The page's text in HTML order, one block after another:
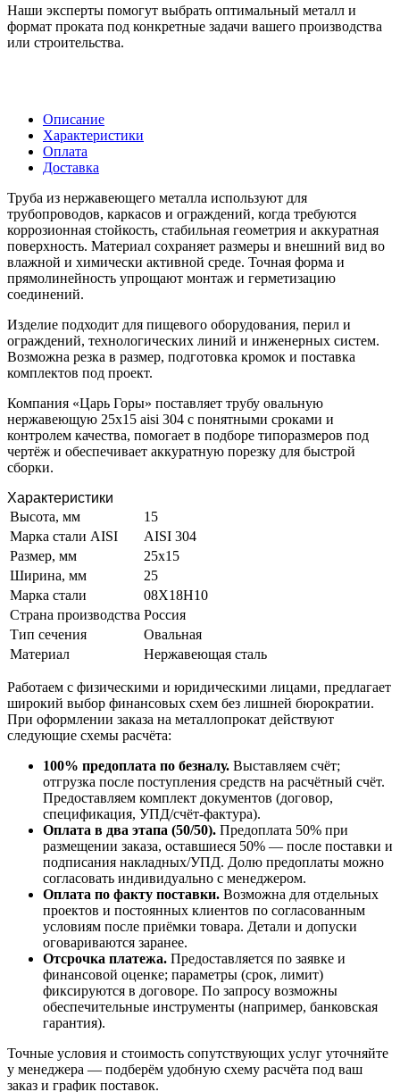
Наши эксперты помогут выбрать оптимальный металл и
формат проката под конкретные задачи вашего производства
или строительства.
Описание
Характеристики
Оплата
Доставка
Труба из нержавеющего металла используют для
трубопроводов, каркасов и ограждений, когда требуются
коррозионная стойкость, стабильная геометрия и аккуратная
поверхность. Материал сохраняет размеры и внешний вид во
влажной и химически активной среде. Точная форма и
прямолинейность упрощают монтаж и герметизацию
соединений.
Изделие подходит для пищевого оборудования, перил и
ограждений, технологических линий и инженерных систем.
Возможна резка в размер, подготовка кромок и поставка
комплектов под проект.
Компания «Царь Горы» поставляет трубу овальную
нержавеющую 25х15 aisi 304 с понятными сроками и
контролем качества, помогает в подборе типоразмеров под
чертёж и обеспечивает аккуратную порезку для быстрой
сборки.
Характеристики
Высота, мм
15
Марка стали AISI
AISI 304
Размер, мм
25x15
Ширина, мм
25
Марка стали
08Х18Н10
Страна производства Россия
Тип сечения
Овальная
Материал
Нержавеющая сталь
Работаем с физическими и юридическими лицами, предлагает
широкий выбор финансовых схем без лишней бюрократии.
При оформлении заказа на металлопрокат действуют
следующие схемы расчёта:
100% предоплата по безналу. Выставляем счёт;
отгрузка после поступления средств на расчётный счёт.
Предоставляем комплект документов (договор,
спецификация, УПД/счёт-фактура).
Оплата в два этапа (50/50). Предоплата 50% при
размещении заказа, оставшиеся 50% — после поставки и
подписания накладных/УПД. Долю предоплаты можно
согласовать индивидуально с менеджером.
Оплата по факту поставки. Возможна для отдельных
проектов и постоянных клиентов по согласованным
условиям после приёмки товара. Детали и допуски
оговариваются заранее.
Отсрочка платежа. Предоставляется по заявке и
финансовой оценке; параметры (срок, лимит)
фиксируются в договоре. По запросу возможны
обеспечительные инструменты (например, банковская
гарантия).
Точные условия и стоимость сопутствующих услуг уточняйте
у менеджера — подберём удобную схему расчёта под ваш
заказ и график поставок.